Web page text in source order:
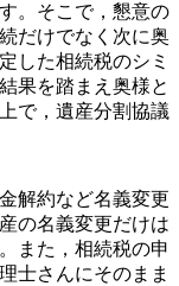
。そこで，懇意の
だけでなく次に奥
した相続税のシミ
果を踏まえ奥様と
で，遺産分割協議
解約など名義変更
の名義変更だけは
また，相続税の申
士さんにそのまま